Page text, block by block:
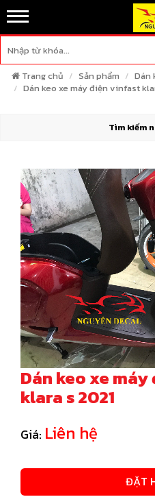
Trang chủ Sản phẩm
Dán
Dán keo xe máy điện vinfast
Tìm kiếm
Dán keo xe
klara s 2021
Giá: Liên hệ
ĐẶT